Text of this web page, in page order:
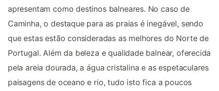
apresentam como destinos balneares. No caso de
Caminha, o destaque para as praias é inegável, sendo
que estas estão consideradas as melhores do Norte de
Portugal. Além da beleza e qualidade balnear, oferecida
pela areia dourada, a água cristalina e as espetaculares
paisagens de oceano e rio, tudo isto fica a poucos